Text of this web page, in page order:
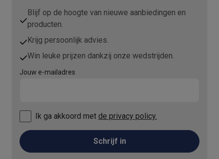
Blijf op de hoogte van nieuwe aanbiedingen en
producten.
Krijg persoonlijk advies.
Win leuke prijzen dankzij onze wedstrijden.
Jouw e-mailadres
Ik ga akkoord met de privacy policy.
Schrijf in